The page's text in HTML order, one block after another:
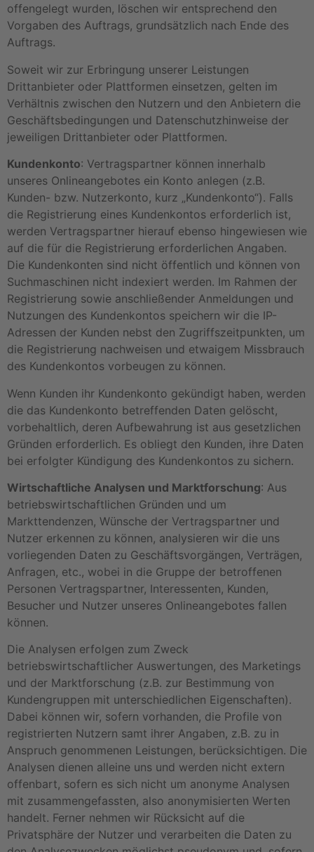
offengelegt wurden, löschen wir entsprechend den
Vorgaben des Auftrags, grundsätzlich nach Ende des
Auftrags.
Soweit wir zur Erbringung unserer Leistungen
Drittanbieter oder Plattformen einsetzen, gelten im
Verhältnis zwischen den Nutzern und den Anbietern die
Geschäftsbedingungen und Datenschutzhinweise der
jeweiligen Drittanbieter oder Plattformen.
Kundenkonto: Vertragspartner können innerhalb
unseres Onlineangebotes ein Konto anlegen (z.B.
Kunden- bzw. Nutzerkonto, kurz „Kundenkonto“). Falls
die Registrierung eines Kundenkontos erforderlich ist,
werden Vertragspartner hierauf ebenso hingewiesen wie
auf die für die Registrierung erforderlichen Angaben.
Die Kundenkonten sind nicht öffentlich und können von
Suchmaschinen nicht indexiert werden. Im Rahmen der
Registrierung sowie anschließender Anmeldungen und
Nutzungen des Kundenkontos speichern wir die IP-
Adressen der Kunden nebst den Zugriffszeitpunkten, um
die Registrierung nachweisen und etwaigem Missbrauch
des Kundenkontos vorbeugen zu können.
Wenn Kunden ihr Kundenkonto gekündigt haben, werden
die das Kundenkonto betreffenden Daten gelöscht,
vorbehaltlich, deren Aufbewahrung ist aus gesetzlichen
Gründen erforderlich. Es obliegt den Kunden, ihre Daten
bei erfolgter Kündigung des Kundenkontos zu sichern.
Wirtschaftliche Analysen und Marktforschung: Aus
betriebswirtschaftlichen Gründen und um
Markttendenzen, Wünsche der Vertragspartner und
Nutzer erkennen zu können, analysieren wir die uns
vorliegenden Daten zu Geschäftsvorgängen, Verträgen,
Anfragen, etc., wobei in die Gruppe der betroffenen
Personen Vertragspartner, Interessenten, Kunden,
Besucher und Nutzer unseres Onlineangebotes fallen
können.
Die Analysen erfolgen zum Zweck
betriebswirtschaftlicher Auswertungen, des Marketings
und der Marktforschung (z.B. zur Bestimmung von
Kundengruppen mit unterschiedlichen Eigenschaften).
Dabei können wir, sofern vorhanden, die Profile von
registrierten Nutzern samt ihrer Angaben, z.B. zu in
Anspruch genommenen Leistungen, berücksichtigen. Die
Analysen dienen alleine uns und werden nicht extern
offenbart, sofern es sich nicht um anonyme Analysen
mit zusammengefassten, also anonymisierten Werten
handelt. Ferner nehmen wir Rücksicht auf die
Privatsphäre der Nutzer und verarbeiten die Daten zu